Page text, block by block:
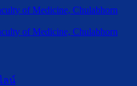
ลน์